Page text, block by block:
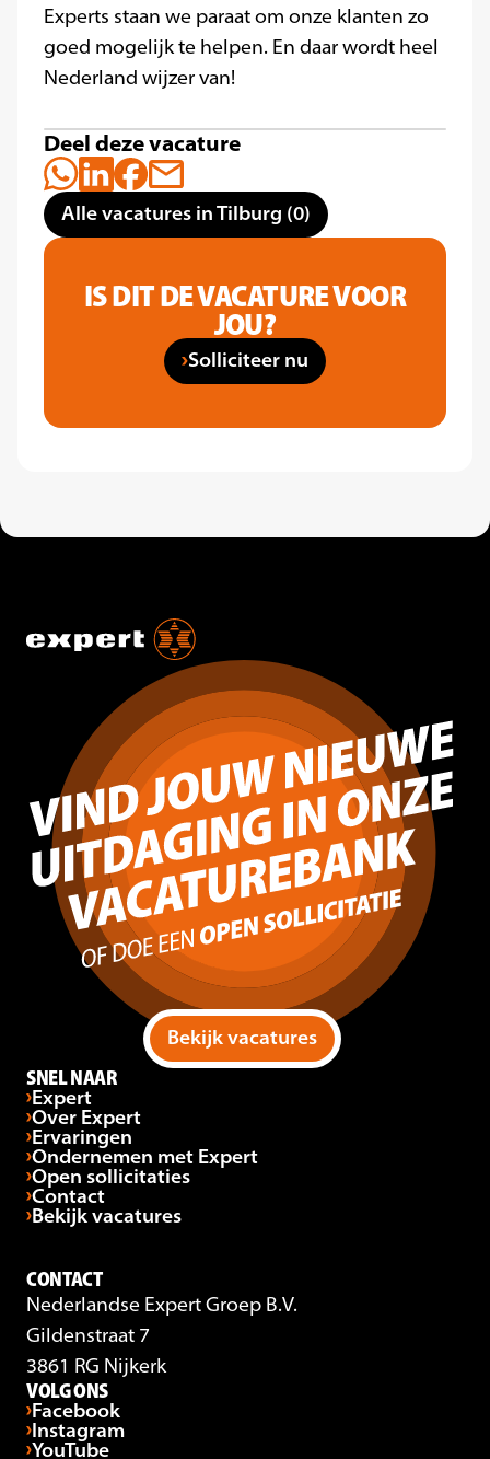
Experts staan we paraat om onze klanten zo
goed mogelijk te helpen. En daar wordt heel
Nederland wijzer van!
Deel deze vacature
Alle vacatures in Tilburg (0)
IS DIT DE VACATURE VOOR
JOU?
Solliciteer nu
CONTACT
Nederlandse Expert Groep B.V.
Gildenstraat 7
3861 RG Nijkerk
VOLG ONS
Facebook
Instagram
YouTube
SNEL NAAR
Expert
Over Expert
Ervaringen
Ondernemen met Expert
Open sollicitaties
Contact
Bekijk vacatures
Bekijk vacatures